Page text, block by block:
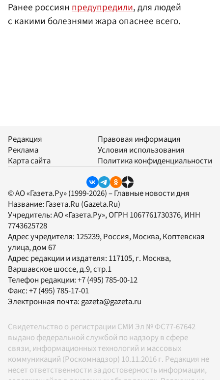
Ранее россиянпредупредили, для людей
с какими болезнями жара опаснее всего.
Редакция
Реклама
Карта сайта
Правовая информация
Условия использования
Политика конфиденциальности
© АО «Газета.Ру» (1999-2026) – Главные новости дня
Название: Газета.Ru (Gazeta.Ru)
Учредитель:АО «Газета.Ру», ОГРН 1067761730376, ИНН
7743625728
Адрес учредителя: 125239, Россия, Москва, Коптевская
улица, дом 67
Адрес редакции и издателя: 117105, г. Москва,
Варшавское шоссе, д.9, стр.1
Телефон редакции:+7 (495) 785-00-12
Факс:+7 (495) 785-17-01
Электронная почта:gazeta@gazeta.ru
Свидетельство о регистрации СМИ Эл № ФС77-67642
выдано федеральной службой по надзору в сфере
связи, информационных технологий и массовых
коммуникаций (Роскомнадзор) 10.11.2016 г. Редакция не
несет ответственности за достоверность информации,